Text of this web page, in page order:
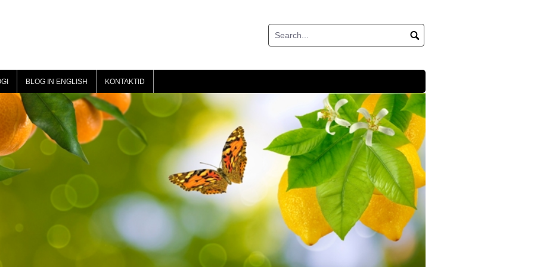
BLOG IN ENGLISH KONTAKTID